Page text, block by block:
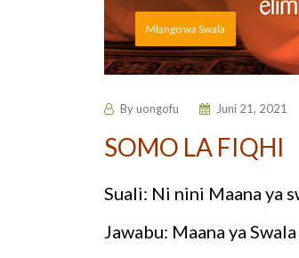
Mlango wa Swala
Byuongofu Juni 21, 2021
SOMO LA FIQHI
Suali: Ni nini Maana ya
Jawabu: Maana ya